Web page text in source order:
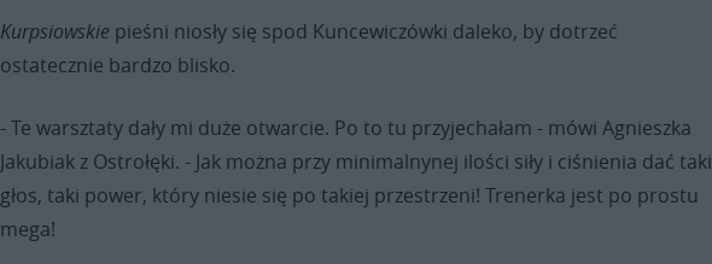
Kurpsiowskie pieśni niosły się spod Kuncewiczówki daleko, by dotrzeć
ostatecznie bardzo blisko.
- Te warsztaty dały mi duże otwarcie. Po to tu przyjechałam - mówi Agnieszka
Jakubiak z Ostrołęki. - Jak można przy minimalnynej ilości siły i ciśnienia dać taki
głos, taki power, który niesie się po takiej przestrzeni! Trenerka jest po prostu
mega!